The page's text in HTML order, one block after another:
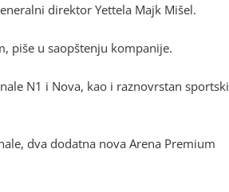
direktor Yettela Majk Mišel.
piše u saopštenju kompanije.
N1 i Nova, kao i raznovrstan sportski
dva dodatna nova Arena Premium